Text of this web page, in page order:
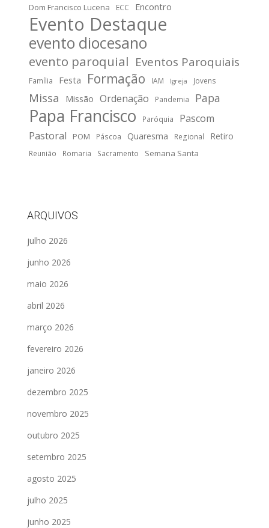
Dom Francisco Lucena
ECC Encontro
Evento Destaque
evento diocesano
evento paroquial Eventos Paroquiais
Família Festa Formação IAM Igreja Jovens
Missa Missão Ordenação Pandemia Papa
Papa Francisco Paróquia
Pascom
Pastoral
POM Páscoa Quaresma Regional Retiro
Reunião Romaria Sacramento Semana Santa
ARQUIVOS
julho 2026
junho 2026
maio 2026
abril 2026
março 2026
fevereiro 2026
janeiro 2026
dezembro 2025
novembro 2025
outubro 2025
setembro 2025
agosto 2025
julho 2025
junho 2025